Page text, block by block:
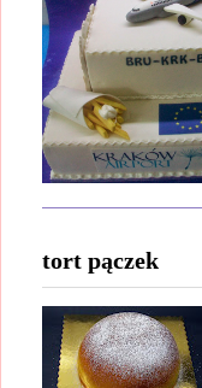
tort pączek